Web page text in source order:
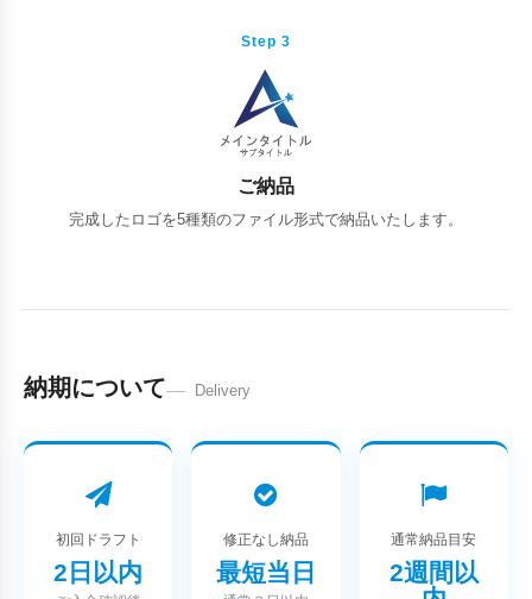
Step 3
ご納品
完成したロゴを5種類のファイル形式で納品いたします。
納期について Delivery
初回ドラフト
2日以内
修正なし納品
最短当日
通常納品目安
2週間以